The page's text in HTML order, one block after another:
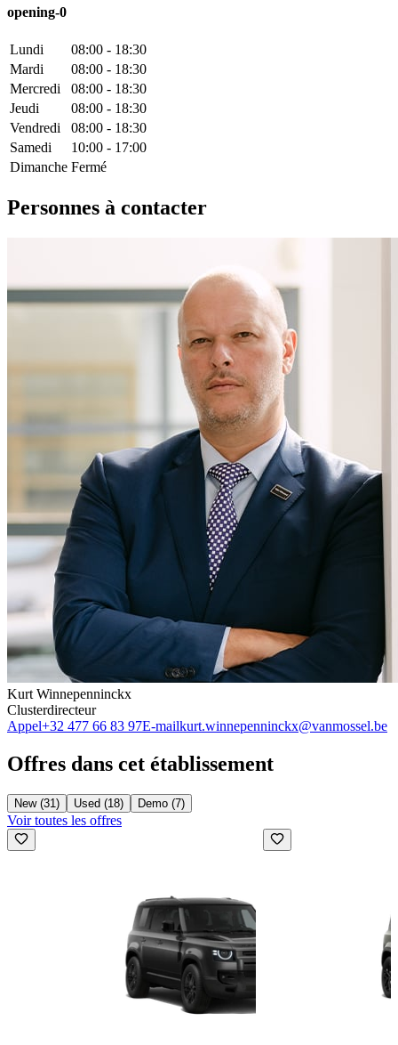
opening-0
Lundi
08:00 - 18:30
Mardi
08:00 - 18:30
Mercredi
08:00 - 18:30
Jeudi
08:00 - 18:30
Vendredi
08:00 - 18:30
Samedi
10:00 - 17:00
Dimanche Fermé
Personnes à contacter
Kurt Winnepenninckx
Clusterdirecteur
Appel+32 477 66 83 97E-mailkurt.winnepenninckx@vanmossel.be
Offres dans cet établissement
New (31) Used (18) Demo (7)
Voir toutes les offres